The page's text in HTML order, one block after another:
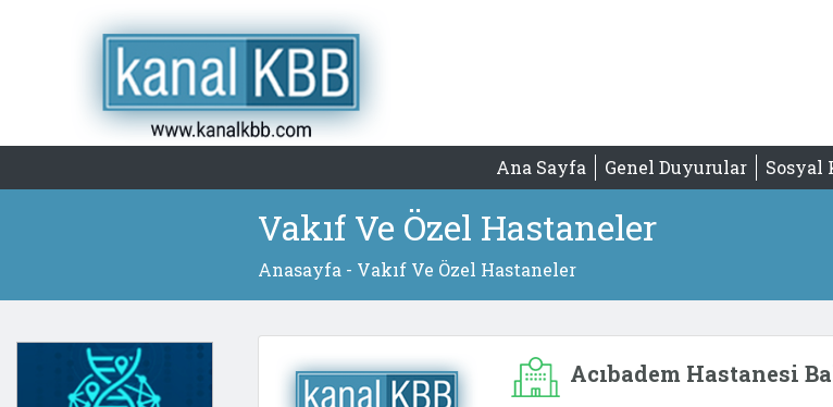
Ana Sayfa Genel Duyurular Sosyal
Vakıf Ve Özel Hastaneler
Anasayfa - Vakıf Ve Özel Hastaneler
Acıbadem Hastanesi